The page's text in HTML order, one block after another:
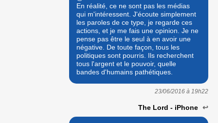
En réalité, ce ne sont pas les médias
qui m'intéressent. J'écoute simplement
les paroles de ce type, je regarde ces
actions, et je me fais une opinion. Je ne
pense pas être le seul à en avoir une
négative. De toute façon, tous les
politiques sont pourris. Ils recherchent
tous l'argent et le pouvoir, quelle
bandes d'humains pathétiques.
23/06/2016 à 19h22
The Lord - iPhone ↩